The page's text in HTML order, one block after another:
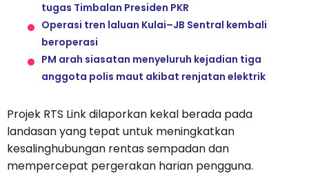
tugas Timbalan Presiden PKR
Operasi tren laluan Kulai–JB Sentral kembali
beroperasi
PM arah siasatan menyeluruh kejadian tiga
anggota polis maut akibat renjatan elektrik
Projek RTS Link dilaporkan kekal berada pada
landasan yang tepat untuk meningkatkan
kesalinghubungan rentas sempadan dan
mempercepat pergerakan harian pengguna.